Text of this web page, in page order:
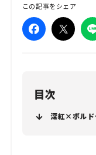
この記事をシェア
目次
深紅×ボルド